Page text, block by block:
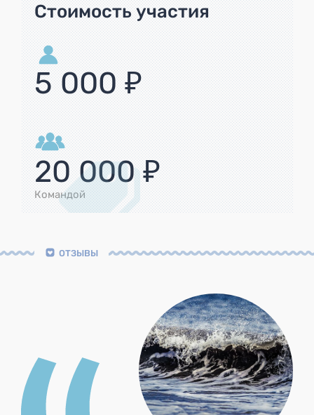
Стоимость участия
5 000 ₽
20 000 ₽
Командой
ОТЗЫВЫ